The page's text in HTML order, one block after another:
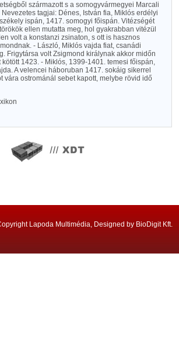
származott s a somogyvármegyei Marcali
Nevezetes tagjai: Dénes, István fia, Miklós erdélyi
ispán, 1417. somogyi főispán. Vitézségét
ellen mutatta meg, hol gyakrabban vitézül
volt a konstanzi zsinaton, s ott is hasznos
- László, Miklós vajda fiat, csanádi
Frigytársa volt Zsigmond királynak akkor midőn
1423. - Miklós, 1399-1401. temesi főispán,
A velencei háboruban 1417. sokáig sikerrel
vára ostrománál sebet kapott, melybe rövid idő
Lapoda Multimédia, Designed by BioDigit Kft.